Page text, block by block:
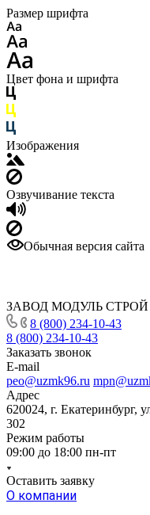
Размер шрифта
Цвет фона и шрифта
Изображения
Озвучивание текста
Обычная версия сайта
ЗАВОД МОДУЛЬ СТРОЙ
8 (800) 234-10-43
8 (800) 234-10-43
Заказать звонок
E-mail
peo@uzmk96.ru
Адрес
620024, г. Екатеринбург,
302
Режим работы
09:00 до 18:00 пн-пт
Оставить заявку
О компании